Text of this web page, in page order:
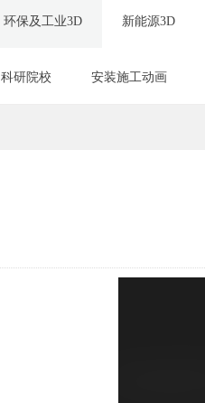
环保及工业3D 新能源3D
科研院校 安装施工动画